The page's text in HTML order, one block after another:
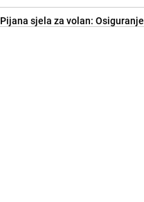
Pijana sjela za volan: Osiguranje